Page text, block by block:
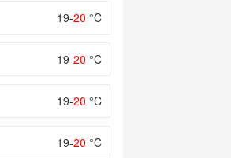
19-20 °C
19-20 °C
19-20 °C
19-20 °C